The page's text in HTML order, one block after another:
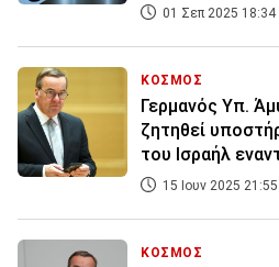
01 Σεπ 2025 18:34
ΚΟΣΜΟΣ
Γερμανός Υπ.
ζητηθεί
του Ισραήλ
15 Ιουν 2025 21:55
ΚΟΣΜΟΣ